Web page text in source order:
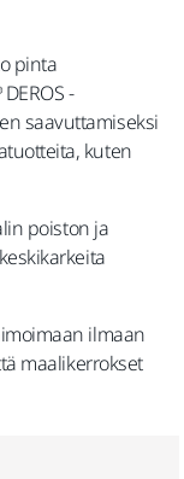
pinta
-
saavuttamiseksi
kuten
poiston ja
ilmaan
maalikerrokset